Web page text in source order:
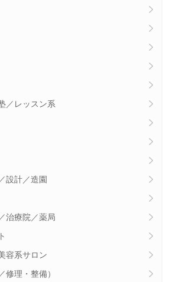
／レッスン系
設計／造園
治療院／薬局
容系サロン
修理・整備）